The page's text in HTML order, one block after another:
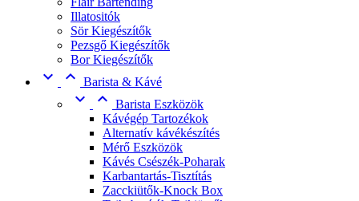
Illatositók
Sör Kiegészítők
Pezsgő Kiegészítők
Bor Kiegészítők
  Barista & Kávé
  Barista Eszközök
Kávégép Tartozékok
Alternatív kávékészítés
Mérő Eszközök
Kávés Csészék-Poharak
Karbantartás-Tisztítás
Zacckiütők-Knock Box